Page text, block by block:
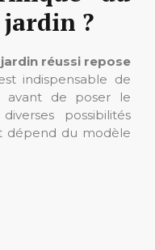
jardin ?
réussi repose
indispensable de
de poser le
possibilités
dépend du modèle